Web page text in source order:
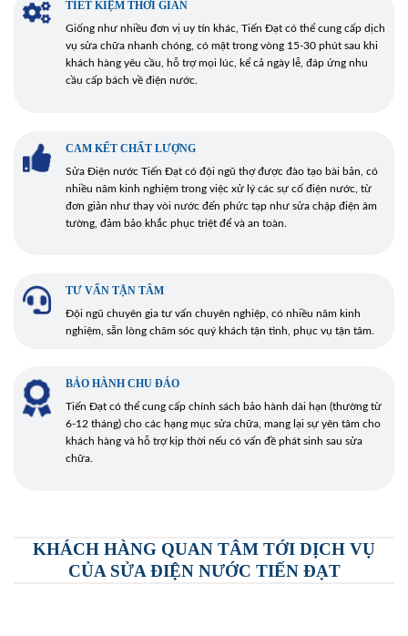
TIẾT KIỆM THỜI GIAN
Giống như nhiều đơn vị uy tín khác, Tiến Đạt có thể cung cấp dịch
vụ sửa chữa nhanh chóng, có mặt trong vòng 15-30 phút sau khi
khách hàng yêu cầu, hỗ trợ mọi lúc, kể cả ngày lễ, đáp ứng nhu
cầu cấp bách về điện nước.
CAM KẾT CHẤT LƯỢNG
Sửa Điện nước Tiến Đạt có đội ngũ thợ được đào tạo bài bản, có
nhiều năm kinh nghiệm trong việc xử lý các sự cố điện nước, từ
đơn giản như thay vòi nước đến phức tạp như sửa chập điện âm
tường, đảm bảo khắc phục triệt để và an toàn.
TƯ VẤN TẬN TÂM
Đội ngũ chuyên gia tư vấn chuyên nghiệp, có nhiều năm kinh
nghiệm, sẵn lòng chăm sóc quý khách tận tình, phục vụ tận tâm.
BẢO HÀNH CHU ĐÁO
Tiến Đạt có thể cung cấp chính sách bảo hành dài hạn (thường từ
6-12 tháng) cho các hạng mục sửa chữa, mang lại sự yên tâm cho
khách hàng và hỗ trợ kịp thời nếu có vấn đề phát sinh sau sửa
chữa.
KHÁCH HÀNG QUAN TÂM TỚI DỊCH VỤ
CỦA SỬA ĐIỆN NƯỚC TIẾN ĐẠT